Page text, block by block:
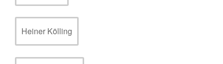
Heiner Kölling